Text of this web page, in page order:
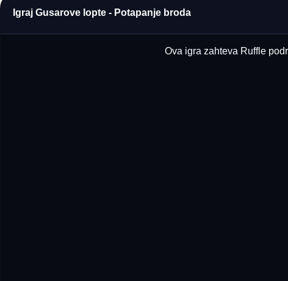
Igraj Gusarove lopte - Potapanje broda
Ova igra zahteva Ruffle